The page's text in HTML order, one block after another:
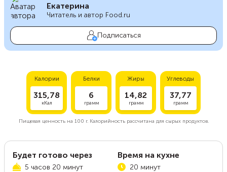
Екатерина
Читатель и автор Food.ru
Подписаться
Калории
315,78
кКал
Белки
6
грамм
Жиры
14,82
грамм
Углеводы
37,77
грамм
Пищевая ценность на 100 г.Калорийность рассчитана для сырых продуктов.
Будет готово через
5 часов 20 минут
Время на кухне
20 минут